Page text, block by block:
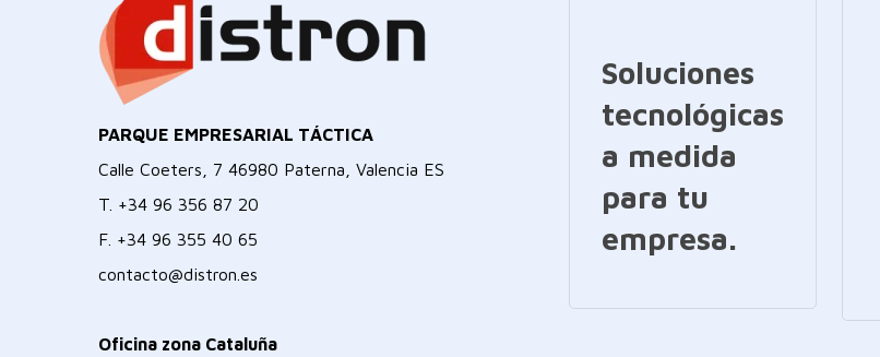
PARQUE EMPRESARIAL TÁCTICA
Calle Coeters, 7 46980 Paterna, Valencia ES
T. +34 96 356 87 20
F. +34 96 355 40 65
contacto@distron.es
Oficina zona Cataluña
Soluciones
tecnológicas
a medida
para tu
empresa.